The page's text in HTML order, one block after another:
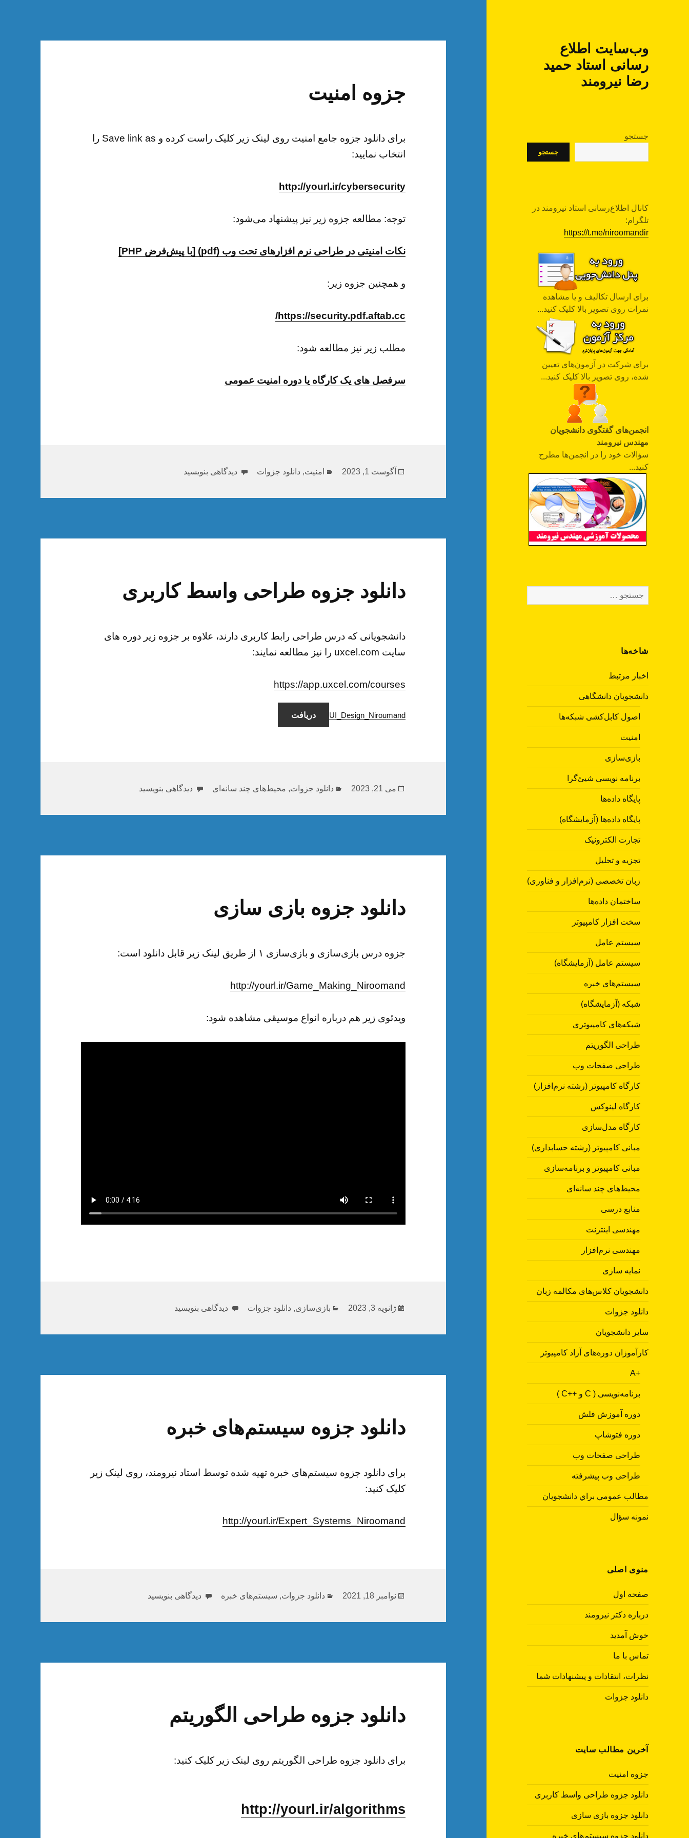
وب‌سایت اطلاع
رسانی استاد حمید
رضا نیرومند
جستجو
جستجو
کانال اطلاع‌رسانی استاد نیرومند در
تلگرام:
https://t.me/niroomandir
برای ارسال تکالیف و یا مشاهده
نمرات روی تصویر بالا کلیک کنید...
برای شرکت در آزمون‌های تعیین
شده، روی تصویر بالا کلیک کنید...
انجمن‌های گفتگوی دانشجویان
مهندس نیرومند
سؤالات خود را در انجمن‌ها مطرح
کنید...
برای:
شاخه‌ها
اخبار مرتبط
دانشجویان دانشگاهی
اصول کابل‌کشی شبکه‌ها
امنیت
بازی‌سازی
برنامه نویسی شیئ‌گرا
پایگاه داده‌ها
پایگاه داده‌ها (آزمایشگاه)
تجارت الکترونیک
تجزیه و تحلیل
زبان تخصصی (نرم‌افزار و فناوری)
ساختمان داده‌ها
سخت افزار کامپیوتر
سیستم عامل
سیستم عامل (آزمایشگاه)
سیستم‌های خبره
شبکه (آزمایشگاه)
شبکه‌های کامپیوتری
طراحی الگوریتم
طراحی صفحات وب
کارگاه کامپیوتر (رشته نرم‌افزار)
کارگاه لینوکس
کارگاه مدل‌سازی
مبانی کامپیوتر (رشته حسابداری)
مبانی کامپیوتر و برنامه‌سازی
محیط‌های چند سانه‌ای
منابع درسی
مهندسی اینترنت
مهندسی نرم‌افزار
نمایه سازی
دانشجویان کلاس‌های مکالمه زبان
دانلود جزوات
سایر دانشجویان
کارآموزان دوره‌های آزاد کامپیوتر
A+‎
برنامه‌نویسی ( C و ++C )
دوره آموزش فلش
دوره فتوشاپ
طراحی صفحات وب
طراحی وب پیشرفته
مطالب عمومي براي دانشجويان
نمونه سؤال
منوی اصلی
صفحه اول
درباره دکتر نیرومند
خوش آمدید
تماس با ما
نظرات، انتقادات و پیشنهادات شما
دانلود جزوات
آخرین مطالب سایت
جزوه امنیت
دانلود جزوه طراحی واسط کاربری
دانلود جزوه بازی سازی
دانلود جزوه سیستم‌های خبره
جزوه امنیت
برای دانلود جزوه جامع امنیت روی لینک زیر کلیک راست کرده و Save link as را
انتخاب نمایید:
http://yourl.ir/cybersecurity
توجه: مطالعه جزوه زیر نیز پیشنهاد می‌شود:
نکات امنیتی در طراحی نرم افزارهای تحت وب (pdf) [با پیش‌فرض PHP]
و همچنین جزوه زیر:
https://security.pdf.aftab.cc/
مطلب زیر نیز مطالعه شود:
سرفصل های یک کارگاه یا دوره امنیت عمومی
ارسال
آگوست 1, 2023 دسته‌ها
امنیت, دانلود جزوات برای جزوه امنیت
دیدگاهی بنویسید
دانلود جزوه طراحی واسط کاربری
دانشجویانی که درس طراحی رابط کاربری دارند، علاوه بر جزوه زیر دوره های
سایت uxcel.com را نیز مطالعه نمایند:
https://app.uxcel.com/courses
UI_Design_Niroumand دریافت
ارسال
می 21, 2023 دسته‌ها
دانلود جزوات, محیط‌های چند سانه‌ای برای دانلود جزوه طراحی واسط کاربری
دیدگاهی بنویسید
دانلود جزوه بازی سازی
جزوه درس بازی‌سازی و بازی‌سازی ۱ از طریق لینک زیر قابل دانلود است:
http://yourl.ir/Game_Making_Niroomand
ویدئوی زیر هم درباره انواع موسیقی مشاهده شود:
ارسال
ژانویه 3, 2023 دسته‌ها
بازی‌سازی, دانلود جزوات برای دانلود جزوه بازی سازی
دیدگاهی بنویسید
دانلود جزوه سیستم‌های خبره
برای دانلود جزوه سیستم‌های خبره تهیه شده توسط استاد نیرومند، روی لینک زیر
کلیک کنید:
http://yourl.ir/Expert_Systems_Niroomand
ارسال
نوامبر 18, 2021 دسته‌ها
دانلود جزوات, سیستم‌های خبره برای دانلود جزوه سیستم‌های خبره
دیدگاهی بنویسید
دانلود جزوه طراحی الگوریتم
برای دانلود جزوه طراحی الگوریتم روی لینک زیر کلیک کنید:
http://yourl.ir/algorithms